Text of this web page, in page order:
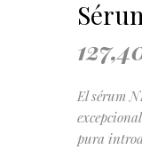
El sérum
pura